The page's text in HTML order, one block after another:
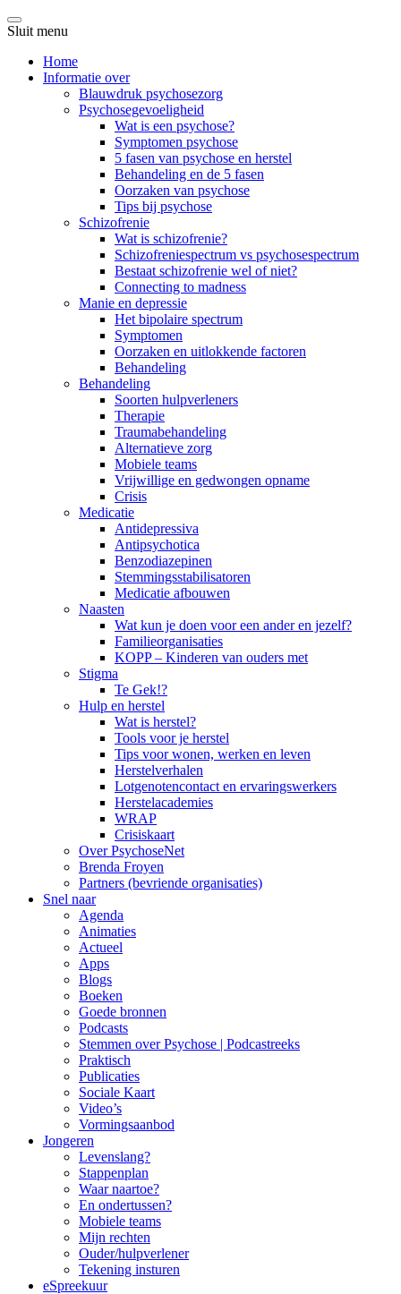
Sluit menu
Home
Informatie over
Blauwdruk psychosezorg
Psychosegevoeligheid
Wat is een psychose?
Symptomen psychose
5 fasen van psychose en herstel
Behandeling en de 5 fasen
Oorzaken van psychose
Tips bij psychose
Schizofrenie
Wat is schizofrenie?
Schizofreniespectrum vs psychosespectrum
Bestaat schizofrenie wel of niet?
Connecting to madness
Manie en depressie
Het bipolaire spectrum
Symptomen
Oorzaken en uitlokkende factoren
Behandeling
Behandeling
Soorten hulpverleners
Therapie
Traumabehandeling
Alternatieve zorg
Mobiele teams
Vrijwillige en gedwongen opname
Crisis
Medicatie
Antidepressiva
Antipsychotica
Benzodiazepinen
Stemmingsstabilisatoren
Medicatie afbouwen
Naasten
Wat kun je doen voor een ander en jezelf?
Familieorganisaties
KOPP – Kinderen van ouders met
Stigma
Te Gek!?
Hulp en herstel
Wat is herstel?
Tools voor je herstel
Tips voor wonen, werken en leven
Herstelverhalen
Lotgenotencontact en ervaringswerkers
Herstelacademies
WRAP
Crisiskaart
Over PsychoseNet
Brenda Froyen
Partners (bevriende organisaties)
Snel naar
Agenda
Animaties
Actueel
Apps
Blogs
Boeken
Goede bronnen
Podcasts
Stemmen over Psychose | Podcastreeks
Praktisch
Publicaties
Sociale Kaart
Video’s
Vormingsaanbod
Jongeren
Levenslang?
Stappenplan
Waar naartoe?
En ondertussen?
Mobiele teams
Mijn rechten
Ouder/hulpverlener
Tekening insturen
eSpreekuur